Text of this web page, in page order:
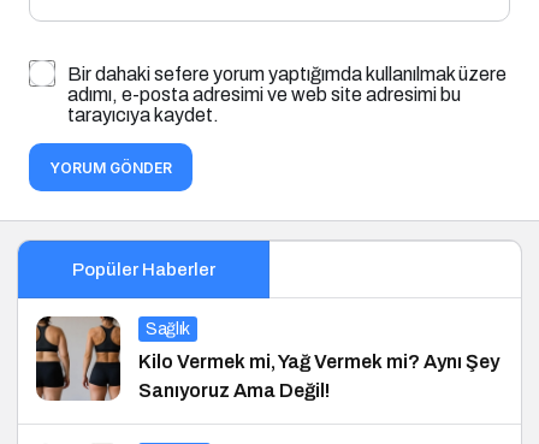
Bir dahaki sefere yorum yaptığımda kullanılmak üzere
adımı, e-posta adresimi ve web site adresimi bu
tarayıcıya kaydet.
YORUM GÖNDER
Popüler Haberler
Sağlık
Kilo Vermek mi, Yağ Vermek mi? Aynı Şey
Sanıyoruz Ama Değil!